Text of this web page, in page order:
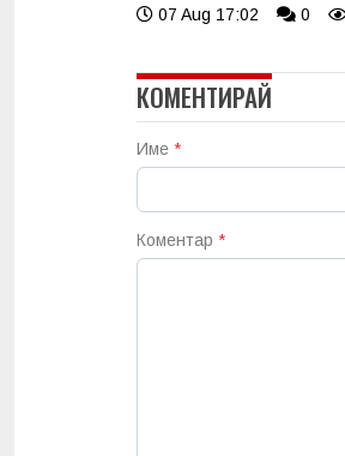
07 Aug 17:02 0
КОМЕНТИРАЙ
Име *
Коментар *